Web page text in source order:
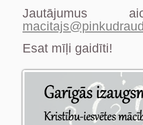
Jautājumus
Esat mīļi gaidīti!